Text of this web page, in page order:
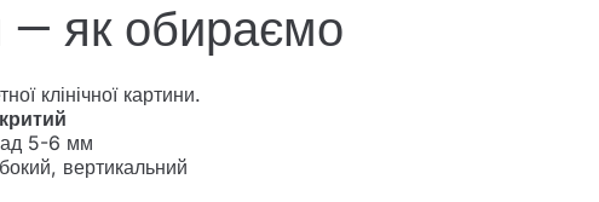
— як обираємо
клінічної картини.
5-6 мм
вертикальний